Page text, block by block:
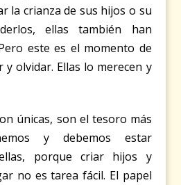
la crianza de sus hijos o su
ellas también han
este es el momento de
olvidar. Ellas lo merecen y
únicas, son el tesoro más
y debemos estar
porque criar hijos y
no es tarea fácil. El papel